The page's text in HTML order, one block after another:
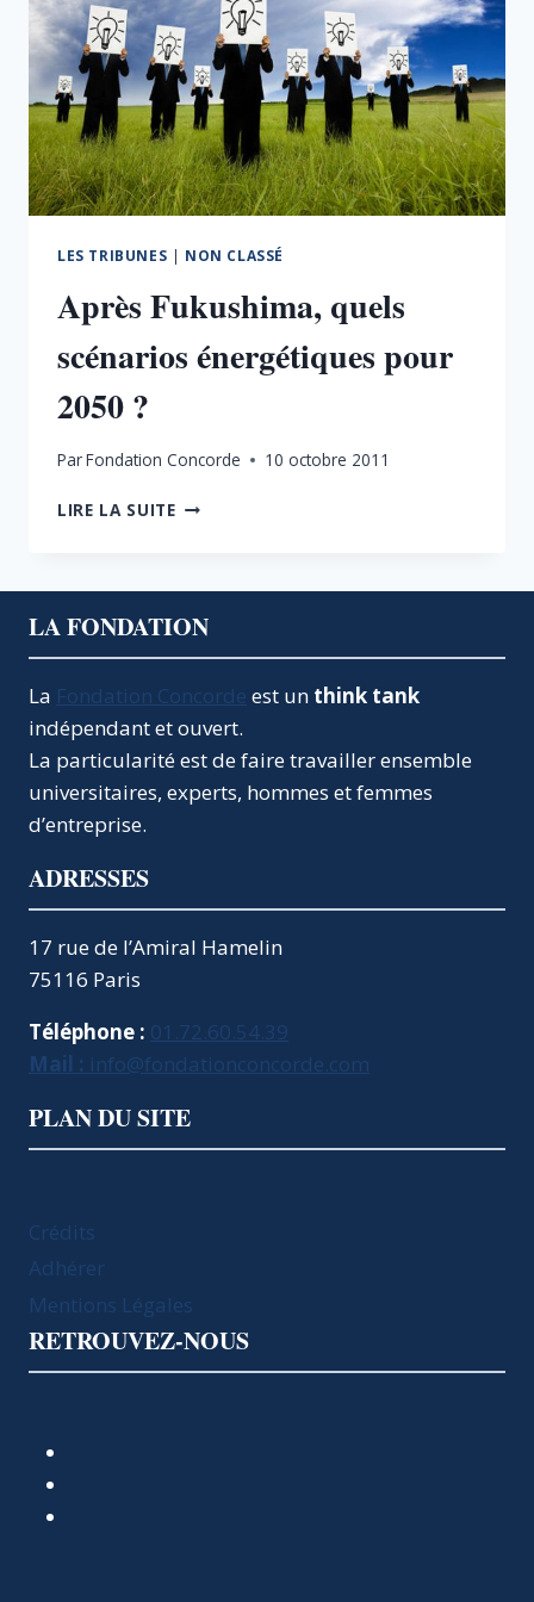
LES TRIBUNES | NON CLASSÉ
Après Fukushima, quels
scénarios énergétiques pour
2050 ?
ParFondation Concorde 10 octobre 2011
LIRE LA SUITEAPRÈS
POUR
2050
LA FONDATION
La Fondation Concorde est un think tank
indépendant et ouvert.
La particularité est de faire travailler ensemble
universitaires, experts, hommes et femmes
d’entreprise.
ADRESSES
17 rue de l’Amiral Hamelin
75116 Paris
Téléphone : 01.72.60.54.39
Mail : info@fondationconcorde.com
PLAN DU SITE
Crédits
Adhérer
Mentions Légales
RETROUVEZ-NOUS